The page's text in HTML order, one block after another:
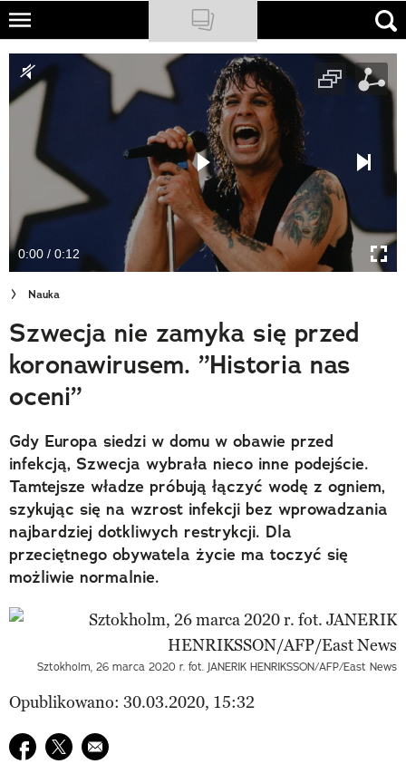
Skip
main
content
NATIONAL GEOGRAPHIC
TRAVELER
PODCASTY
Newsletter
Cuda Polski
Wielki Konkurs Fotograficzny
Trendbook Podróżniczy
Polecane
0:00 / 0:12
Nauka
Szwecja nie zamyka się przed
koronawirusem. ”Historia nas
oceni”
Gdy Europa siedzi w domu w obawie przed
infekcją, Szwecja wybrała nieco inne podejście.
Tamtejsze władze próbują łączyć wodę z ogniem,
szykując się na wzrost infekcji bez wprowadzania
najbardziej dotkliwych restrykcji. Dla
przeciętnego obywatela życie ma toczyć się
możliwie normalnie.
Sztokholm, 26 marca 2020 r. fot. JANERIK HENRIKSSON/AFP/East News
Opublikowano: 30.03.2020, 15:32
Udostępnij na facebook
Udostępnij na twitter
E-mail do przyjaciela